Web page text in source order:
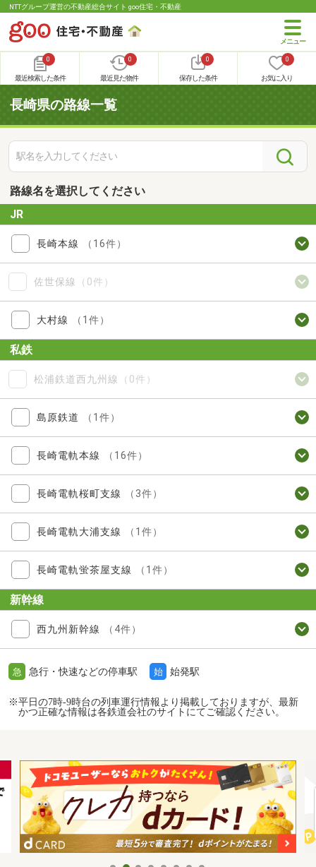
NTTグループ運営の不動産総合サイト goo住宅・不動産
0
最近検索した条件
0
最近見た物件
0
保存した条件
0
お気に入り
長崎県の路線一覧
路線名を選択してください
JR
長崎本線 （16件）
佐世保線 （0件）
大村線 （1件）
私鉄
松浦鉄道西九州線 （0件）
島原鉄道 （1件）
長崎電軌本線 （16件）
長崎電軌桜町支線 （3件）
長崎電軌大浦支線 （1件）
長崎電軌蛍茶屋支線 （1件）
新幹線
西九州新幹線 （4件）
急 急行・快速などの停車駅 始 始発駅
※平日の7時-9時台の列車運行情報より掲載しておりますが、最新
かつ正確な情報は各鉄道会社のサイトにてご確認ください。